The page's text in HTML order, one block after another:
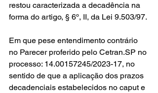
restou caracterizada a decadência na
forma do artigo, § 6º, II, da Lei 9.503/97.
Em que pese entendimento contrário
no Parecer proferido pelo Cetran.SP no
processo: 14.00157245/2023-17, no
sentido de que a aplicação dos prazos
decadenciais estabelecidos no caput e